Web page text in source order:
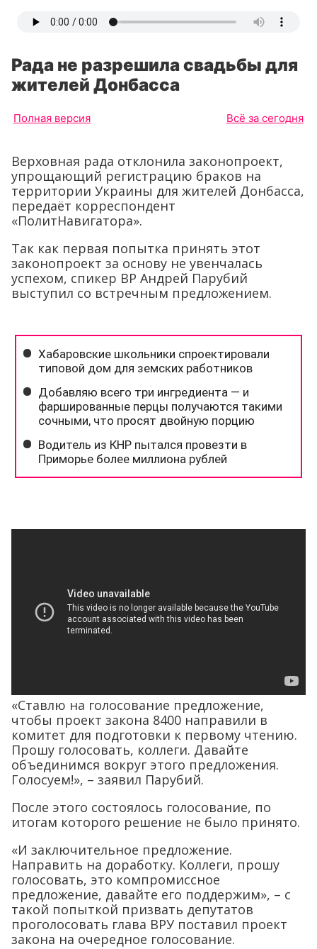
Рада не разрешила свадьбы для
жителей Донбасса
Полная версия Всё за сегодня
Верховная рада отклонила законопроект,
упрощающий регистрацию браков на
территории Украины для жителей Донбасса,
передаёт корреспондент
«ПолитНавигатора».
Так как первая попытка принять этот
законопроект за основу не увенчалась
успехом, спикер ВР Андрей Парубий
выступил со встречным предложением.
«Ставлю на голосование предложение,
чтобы проект закона 8400 направили в
комитет для подготовки к первому чтению.
Прошу голосовать, коллеги. Давайте
объединимся вокруг этого предложения.
Голосуем!», – заявил Парубий.
После этого состоялось голосование, по
итогам которого решение не было принято.
«И заключительное предложение.
Направить на доработку. Коллеги, прошу
голосовать, это компромиссное
предложение, давайте его поддержим», – с
такой попыткой призвать депутатов
проголосовать глава ВРУ поставил проект
закона на очередное голосование.